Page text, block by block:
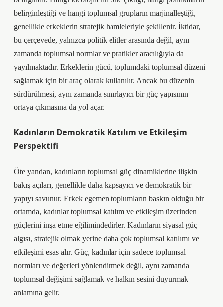
belirginleştiği ve hangi toplumsal grupların marjinalleştiği,
genellikle erkeklerin stratejik hamleleriyle şekillenir. İktidar,
bu çerçevede, yalnızca politik elitler arasında değil, aynı
zamanda toplumsal normlar ve pratikler aracılığıyla da
yayılmaktadır. Erkeklerin gücü, toplumdaki toplumsal düzeni
sağlamak için bir araç olarak kullanılır. Ancak bu düzenin
sürdürülmesi, aynı zamanda sınırlayıcı bir güç yapısının
ortaya çıkmasına da yol açar.
Kadınların Demokratik Katılım ve Etkileşim
Perspektifi
Öte yandan, kadınların toplumsal güç dinamiklerine ilişkin
bakış açıları, genellikle daha kapsayıcı ve demokratik bir
yapıyı savunur. Erkek egemen toplumların baskın olduğu bir
ortamda, kadınlar toplumsal katılım ve etkileşim üzerinden
güçlerini inşa etme eğilimindedirler. Kadınların siyasal güç
algısı, stratejik olmak yerine daha çok toplumsal katılımı ve
etkileşimi esas alır. Güç, kadınlar için sadece toplumsal
normları ve değerleri yönlendirmek değil, aynı zamanda
toplumsal değişimi sağlamak ve halkın sesini duyurmak
anlamına gelir.